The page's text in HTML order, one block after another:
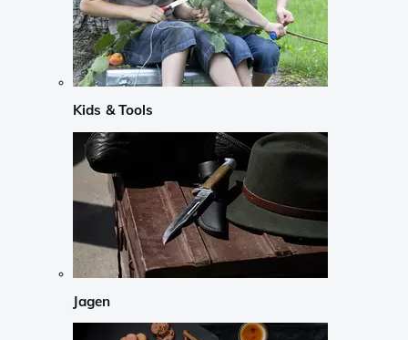
Kids & Tools
Jagen